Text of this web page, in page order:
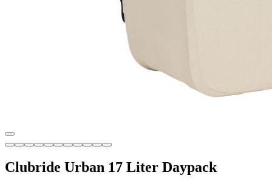
Clubride Urban 17 Liter Daypack